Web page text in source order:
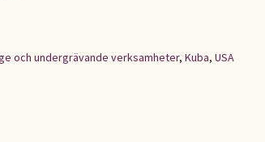
och undergrävande verksamheter, Kuba, USA